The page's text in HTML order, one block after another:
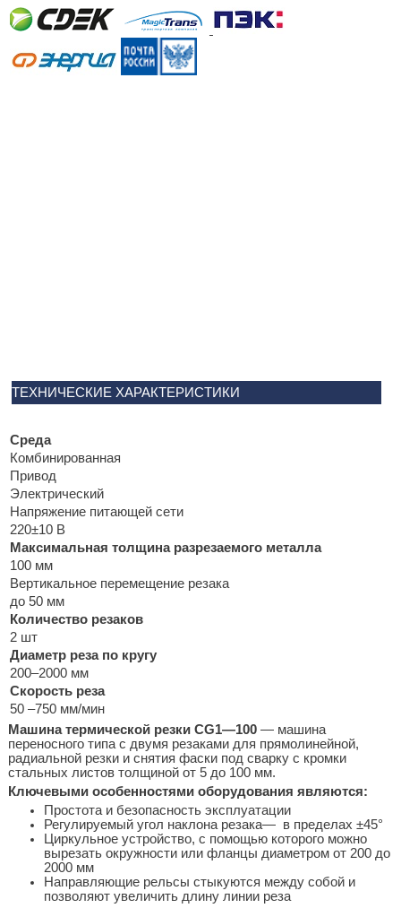
ТЕХНИЧЕСКИЕ ХАРАКТЕРИСТИКИ
Среда
Комбинированная
Привод
Электрический
Напряжение питающей сети
220±10 В
Максимальная толщина разрезаемого металла
100 мм
Вертикальное перемещение резака
до 50 мм
Количество резаков
2 шт
Диаметр реза по кругу
200–2000 мм
Скорость реза
50 –750 мм/мин
Машина термической резки CG1—100— машина
переносного типа с двумя резаками для прямолинейной,
радиальной резки и снятия фаски под сварку с кромки
стальных листов толщиной от 5 до 100 мм.
Ключевыми особенностями оборудования являются:
Простота и безопасность эксплуатации
Регулируемый угол наклона резака— в пределах ±45°
Циркульное устройство, с помощью которого можно
вырезать окружности или фланцы диаметром от 200 до
2000 мм
Направляющие рельсы стыкуются между собой и
позволяют увеличить длину линии реза